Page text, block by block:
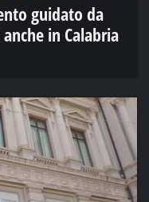
guidato da
in Calabria